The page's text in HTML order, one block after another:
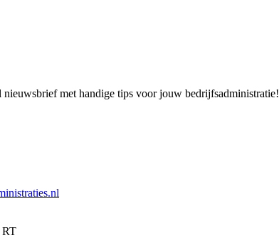
met handige tips voor jouw bedrijfsadministratie!
RT